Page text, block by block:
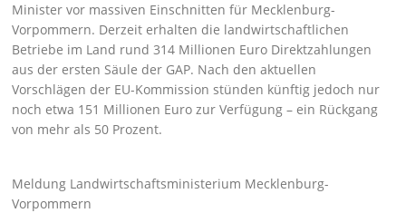
Minister vor massiven Einschnitten für Mecklenburg-
Vorpommern. Derzeit erhalten die landwirtschaftlichen
Betriebe im Land rund 314 Millionen Euro Direktzahlungen
aus der ersten Säule der GAP. Nach den aktuellen
Vorschlägen der EU-Kommission stünden künftig jedoch nur
noch etwa 151 Millionen Euro zur Verfügung – ein Rückgang
von mehr als 50 Prozent.
Meldung Landwirtschaftsministerium Mecklenburg-
Vorpommern